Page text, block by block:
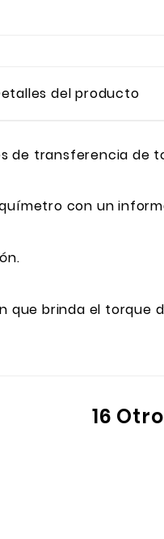
del producto
de transferencia de
con un
que brinda el torque
16